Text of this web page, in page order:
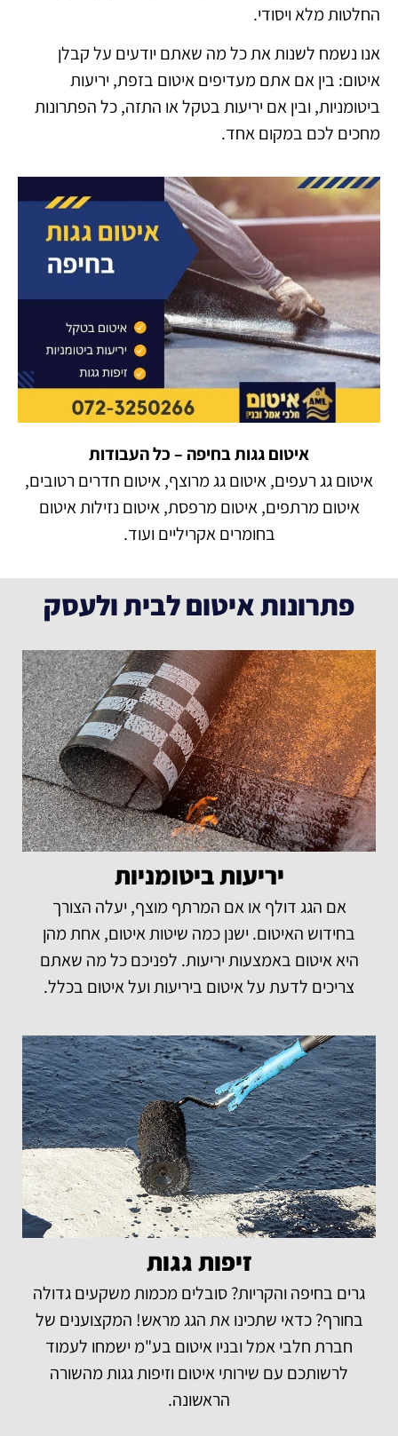
החלטות מלא ויסודי.
אנו נשמח לשנות את כל מה שאתם יודעים על קבלן
איטום: בין אם אתם מעדיפים איטום בזפת, יריעות
ביטומניות, ובין אם יריעות בטקל או התזה, כל הפתרונות
מחכים לכם במקום אחד.
איטום גגות בחיפה – כל העבודות
איטום גג רעפים, איטום גג מרוצף, איטום חדרים רטובים,
איטום מרתפים, איטום מרפסת, איטום נזילות איטום
בחומרים אקריליים ועוד.
פתרונות איטום לבית ולעסק
יריעות ביטומניות
אם הגג דולף או אם המרתף מוצף, יעלה הצורך
בחידוש האיטום. ישנן כמה שיטות איטום, אחת מהן
היא איטום באמצעות יריעות. לפניכם כל מה שאתם
צריכים לדעת על איטום ביריעות ועל איטום בכלל.
זיפות גגות
גרים בחיפה והקריות? סובלים מכמות משקעים גדולה
בחורף? כדאי שתכינו את הגג מראש! המקצוענים של
חברת חלבי אמל ובניו איטום בע"מ ישמחו לעמוד
לרשותכם עם שירותי איטום וזיפות גגות מהשורה
הראשונה.